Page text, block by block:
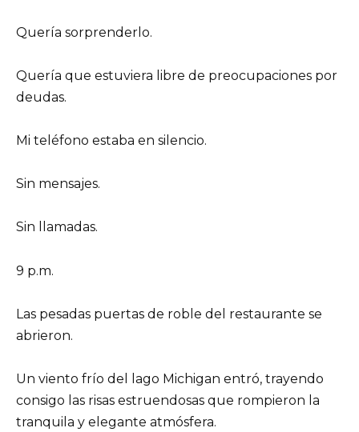
Quería sorprenderlo.
Quería que estuviera libre de preocupaciones por
deudas.
Mi teléfono estaba en silencio.
Sin mensajes.
Sin llamadas.
9 p.m.
Las pesadas puertas de roble del restaurante se
abrieron.
Un viento frío del lago Michigan entró, trayendo
consigo las risas estruendosas que rompieron la
tranquila y elegante atmósfera.